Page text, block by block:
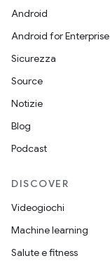
Android
Android for Enterprise
Sicurezza
Source
Notizie
Blog
Podcast
DISCOVER
Videogiochi
Machine learning
Salute e fitness